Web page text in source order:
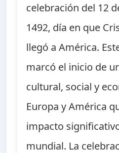
celebración del 12
1492, día en que
llegó a América.
marcó el inicio de
cultural, social y
Europa y América
impacto
mundial. La